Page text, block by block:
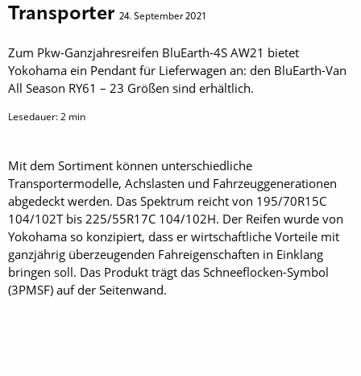
Transporter 24. September 2021
Zum Pkw-Ganzjahresreifen BluEarth-4S AW21 bietet
Yokohama ein Pendant für Lieferwagen an: den BluEarth-Van
All Season RY61 – 23 Größen sind erhältlich.
Lesedauer:2 min
Mit dem Sortiment können unterschiedliche
Transportermodelle, Achslasten und Fahrzeuggenerationen
abgedeckt werden. Das Spektrum reicht von 195/70R15C
104/102T bis 225/55R17C 104/102H. Der Reifen wurde von
Yokohama so konzipiert, dass er wirtschaftliche Vorteile mit
ganzjährig überzeugenden Fahreigenschaften in Einklang
bringen soll. Das Produkt trägt das Schneeflocken-Symbol
(3PMSF) auf der Seitenwand.